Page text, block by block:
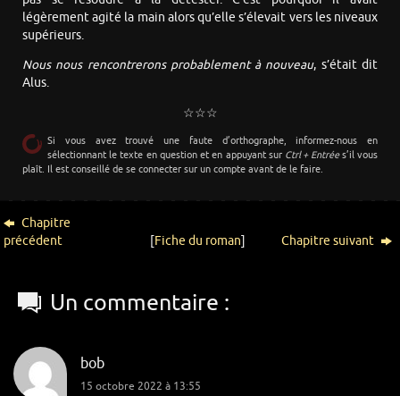
légèrement agité la main alors qu’elle s’élevait vers les niveaux
supérieurs.
Nous nous rencontrerons probablement à nouveau, s’était dit
Alus.
☆☆☆
Si vous avez trouvé une faute d’orthographe, informez-nous en
sélectionnant le texte en question et en appuyant sur Ctrl + Entrées’il vous
plaît. Il est conseillé de se connecter sur un compte avant de le faire.
Chapitre
précédent
[Fiche du roman] Chapitre suivant
Un commentaire :
bob
15 octobre 2022 à 13:55